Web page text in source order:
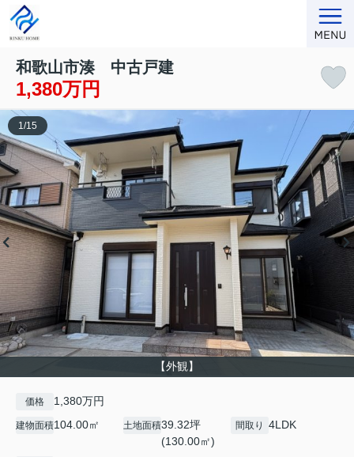
和歌山市湊 中古戸建
1,380万円
【外観】
1 /15
価格 1,380万円
建物面積104.00㎡ 土地面積39.32坪
(130.00㎡)
間取り 4LDK